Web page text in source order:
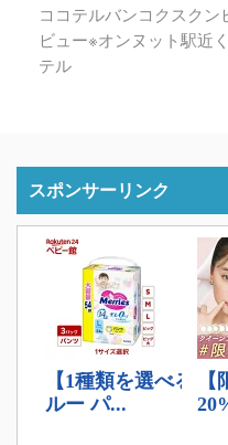
ココテルバンコクスクン
ビュー※オンヌット駅近
テル
スポンサーリンク